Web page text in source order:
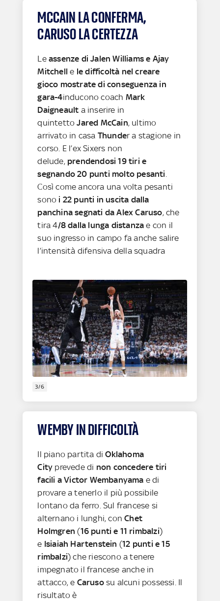
MCCAIN LA CONFERMA,
CARUSO LA CERTEZZA
Leassenze di Jalen Williams e Ajay
Mitchell e le difficoltà nel creare
gioco mostrate di conseguenza in
gara-4inducono coach Mark
Daigneault a inserire in
quintettoJared McCain, ultimo
arrivato in casa Thunder a stagione in
corso. E l’ex Sixers non
delude, prendendosi 19 tiri e
segnando 20 punti molto pesanti
Così come ancora una volta pesanti
sono i 22 punti in uscita dalla
panchina segnati da Alex Caruso, che
tira 4/8 dalla lunga distanza e con il
suo ingresso in campo fa anche salire
l’intensità difensiva della squadra
3/6
WEMBY IN DIFFICOLTÀ
Il piano partita diOklahoma
City prevede di non concedere tiri
facili a Victor Wembanyama e di
provare a tenerlo il più possibile
lontano da ferro. Sul francese si
alternano i lunghi, conChet
Holmgren (16 punti e 11 rimbalzi)
e Isiaiah Hartenstein (12 punti e 15
rimbalzi) che riescono a tenere
impegnato il francese anche in
attacco, e Carusosu alcuni possessi. Il
risultato è